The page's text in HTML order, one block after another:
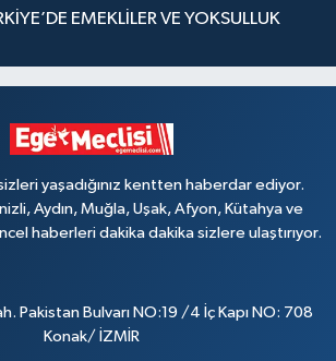
EMEKLİLER VE YOKSULLUK
yaşadığınız kentten haberdar ediyor.
Aydın, Muğla, Uşak, Afyon, Kütahya ve
haberleri dakika dakika sizlere ulaştırıyor.
Pakistan Bulvarı NO:19 /4 İç Kapı NO: 708
Konak/ İZMİR